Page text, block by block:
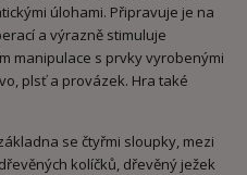
úlohami. Připravuje je na
a výrazně stimuluje
manipulace s prvky vyrobenými
plsť a provázek. Hra také
se čtyřmi sloupky, mezi
kolíčků, dřevěný ježek